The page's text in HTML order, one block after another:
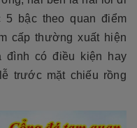
5 bậc theo quan điểm
cấp thường xuất hiện
đình có điều kiện hay
trước mặt chiếu rồng